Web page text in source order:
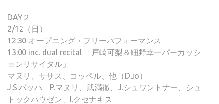
DAY２
2/12（日）
12:30 オープニング・フリーパフォーマンス
13:00 inc. dual recital 「戸崎可梨＆細野幸一パーカッシ
ョンリサイタル」
マヌリ、ササス、コッペル、他（Duo）
J.S.バッハ、P.マヌリ、武満徹、J.シュワントナー、シュ
トックハウゼン、I.クセナキス